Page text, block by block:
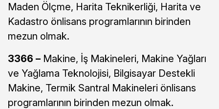
Maden Ölçme, Harita Teknikerliği, Harita ve
Kadastro önlisans programlarının birinden
mezun olmak.
3366 – Makine, İş Makineleri, Makine Yağları
ve Yağlama Teknolojisi, Bilgisayar Destekli
Makine, Termik Santral Makineleri önlisans
programlarının birinden mezun olmak.